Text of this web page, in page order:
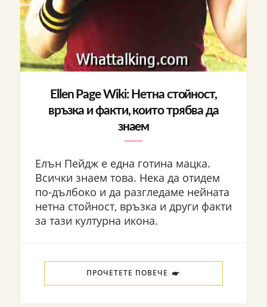
Ellen Page Wiki: Нетна стойност,
връзка и факти, които трябва да
знаем
Елън Пейдж е една готина мацка.
Всички знаем това. Нека да отидем
по-дълбоко и да разгледаме нейната
нетна стойност, връзка и други факти
за тази културна икона.
ПРОЧЕТЕТЕ ПОВЕЧЕ